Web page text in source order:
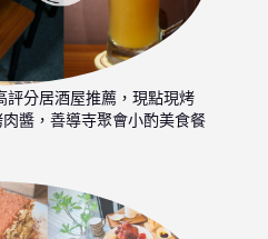
評分居酒屋推薦，現點現烤
醬，善導寺聚會小酌美食餐